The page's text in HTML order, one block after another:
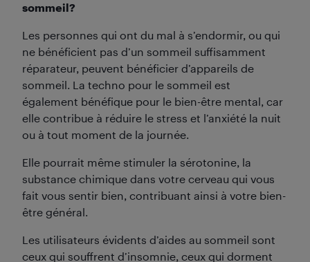
sommeil?
Les personnes qui ont du mal à s’endormir, ou qui
ne bénéficient pas d’un sommeil suffisamment
réparateur, peuvent bénéficier d’appareils de
sommeil. La techno pour le sommeil est
également bénéfique pour le bien-être mental, car
elle contribue à réduire le stress et l’anxiété la nuit
ou à tout moment de la journée.
Elle pourrait même stimuler la sérotonine, la
substance chimique dans votre cerveau qui vous
fait vous sentir bien, contribuant ainsi à votre bien-
être général.
Les utilisateurs évidents d’aides au sommeil sont
ceux qui souffrent d’insomnie, ceux qui dorment